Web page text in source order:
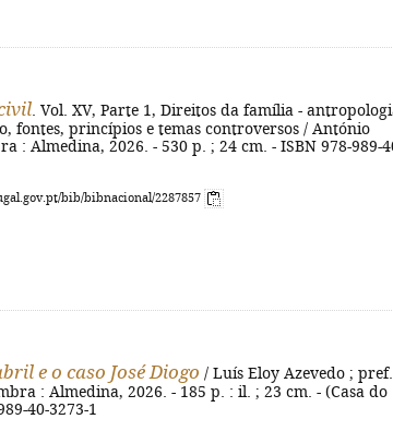
. Vol. XV, Parte 1, Direitos da família -
fontes, princípios e temas controversos / António
: Almedina, 2026. - 530 p. ; 24 cm. - ISBN 978-989-
bib/bibnacional/2287857
e o caso José Diogo / Luís Eloy Azevedo ; pref.
: Almedina, 2026. - 185 p. : il. ; 23 cm. - (Casa do
40-3273-1